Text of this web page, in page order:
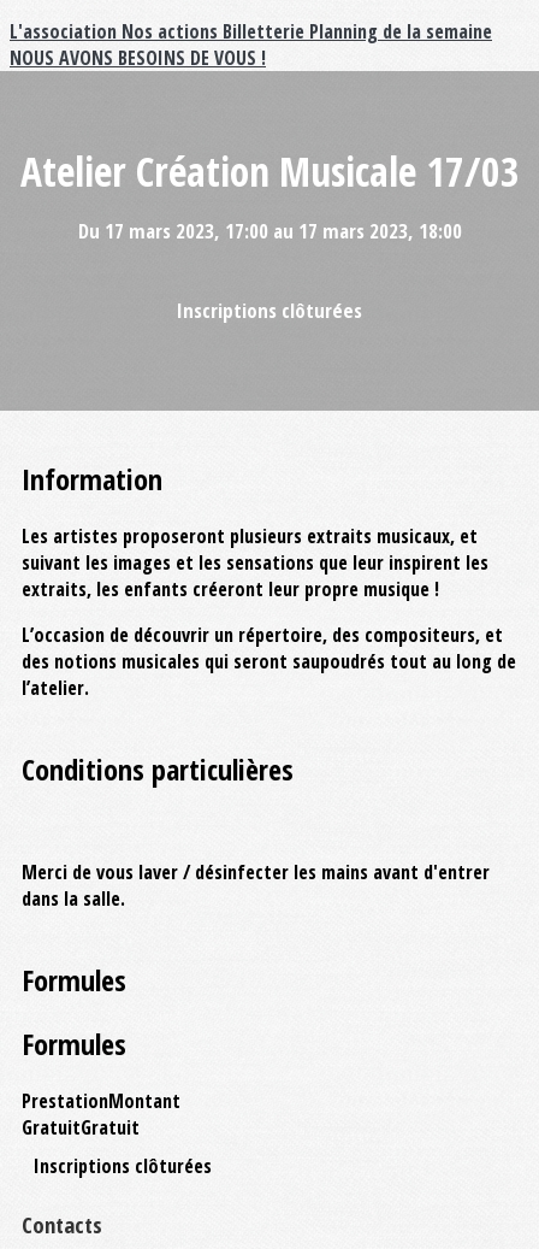
L'association Nos actions Billetterie Planning de la semaine
NOUS AVONS BESOINS DE VOUS !
Atelier Création Musicale 17/03
Du 17 mars 2023, 17:00 au 17 mars 2023, 18:00
Inscriptions clôturées
Information
Les artistes proposeront plusieurs extraits musicaux, et
suivant les images et les sensations que leur inspirent les
extraits, les enfants créeront leur propre musique !
L’occasion de découvrir un répertoire, des compositeurs, et
des notions musicales qui seront saupoudrés tout au long de
l’atelier.
Conditions particulières
Merci de vous laver / désinfecter les mains avant d'entrer
dans la salle.
Formules
Formules
PrestationMontant
GratuitGratuit
Inscriptions clôturées
Contacts